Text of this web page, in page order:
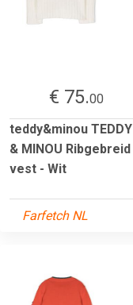
€ 75.00
teddy&minou TEDDY
& MINOU Ribgebreid
vest - Wit
Farfetch NL